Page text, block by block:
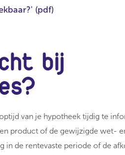
(pdf)
bij
van je hypotheek tijdig te
product of de gewijzigde wet-
in de rentevaste periode of de